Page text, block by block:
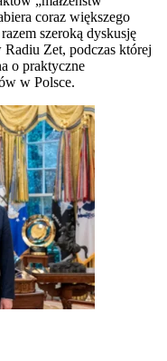
coraz większego
szeroką dyskusję
Zet, podczas której
o praktyczne
w Polsce.